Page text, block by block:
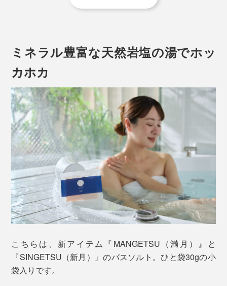
写真手前は「ギフトボックス小」、奥は「ギフトボックス大」
そもそも香りといえば、どうしても「女性向け」「香り
が強い、洗った後も残る」「人工的」というイメージが
ありました。
『MANGETSU（満月）』『SINGETSU（新月）』は、
違います。
香りの成分は、すべて天然のオイル。だから、自然に触
れた時のような、心地よさ。ほのかな香りで、洗った後
それぞれのアロマオイルをブレンドした、『Jam
Label』の香りつきタイプと言えます。
『Jam Label』同様に、『MANGETSU（満月）』
『SINGETSU（新月）』も、このシャンプーを泡立てて
髪を洗ったら、そのままの泡で、顔も体も洗えるので
ミネラル豊富な天然岩塩の湯でホッ
カホカ
こちらは、新アイテム『MANGETSU（満月）』と
『SINGETSU（新月）』のバスソルト。ひと袋30gの小
袋入りです。